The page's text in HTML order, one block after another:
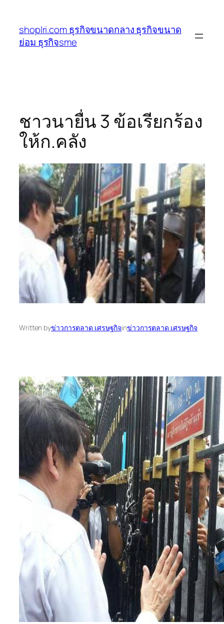
เนื้อหา
shoplri.com ธุรกิจขนาดกลาง ธุรกิจขนาด
ย่อม ธุรกิจsme
ชาวนายื่น 3 ข้อเรียกร้อง
ให้ก.คลัง
Written byข่าวการตลาด เศรษฐกิจinข่าวการตลาด เศรษฐกิจ